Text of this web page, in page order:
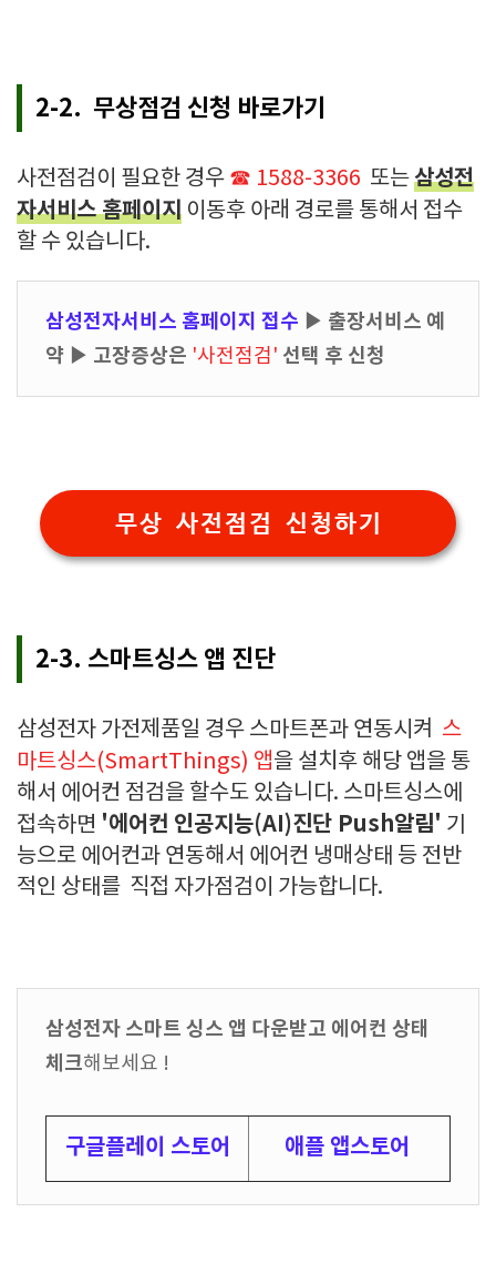
2-2. 무상점검 신청 바로가기
사전점검이 필요한 경우 ☎ 1588-3366 또는삼성전
자서비스 홈페이지 이동후 아래 경로를 통해서 접수
할 수 있습니다.
삼성전자서비스 홈페이지 접수 ▶ 출장서비스 예
약 ▶ 고장증상은 '사전점검' 선택 후 신청
무상 사전점검 신청하기
2-3. 스마트싱스 앱 진단
삼성전자 가전제품일 경우 스마트폰과 연동시켜 스
마트싱스(SmartThings) 앱을 설치후 해당 앱을 통
해서 에어컨 점검을 할수도 있습니다. 스마트싱스에
접속하면 '에어컨 인공지능(AI)진단 Push알림' 기
능으로 에어컨과 연동해서 에어컨 냉매상태 등 전반
적인 상태를 직접 자가점검이 가능합니다.
삼성전자 스마트 싱스 앱 다운받고 에어컨 상태
체크해보세요 !
구글플레이 스토어 애플 앱스토어